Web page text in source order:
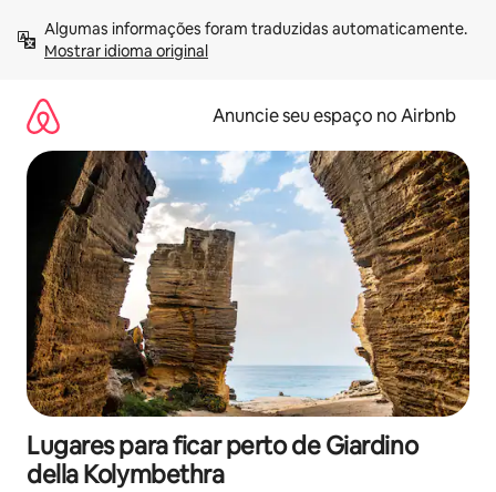
para
Mostrar idioma original
Anuncie seu espaço no Airbnb
Lugares para ficar perto de Giardino
della Kolymbethra